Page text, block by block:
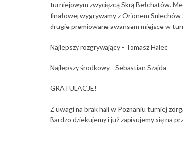
turniejowym zwycięzcą Skrą Bełchatów.
finałowej wygrywamy z Orionem
drugie premiowane awansem miejsce w
Najlepszy rozgrywający - Tomasz Halec
Najlepszy środkowy -Sebastian Szajda
GRATULACJE!
Z uwagi na brak hali w Poznaniu turniej
Bardzo dziekujemy i już zapisujemy się na